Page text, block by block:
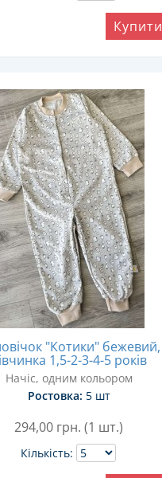
Купити
"Котики" бежевий,
1,5-2-3-4-5 років
Начіс, одним кольором
Ростовка: 5 шт
294,00 грн. (1 шт.)
Кількість: